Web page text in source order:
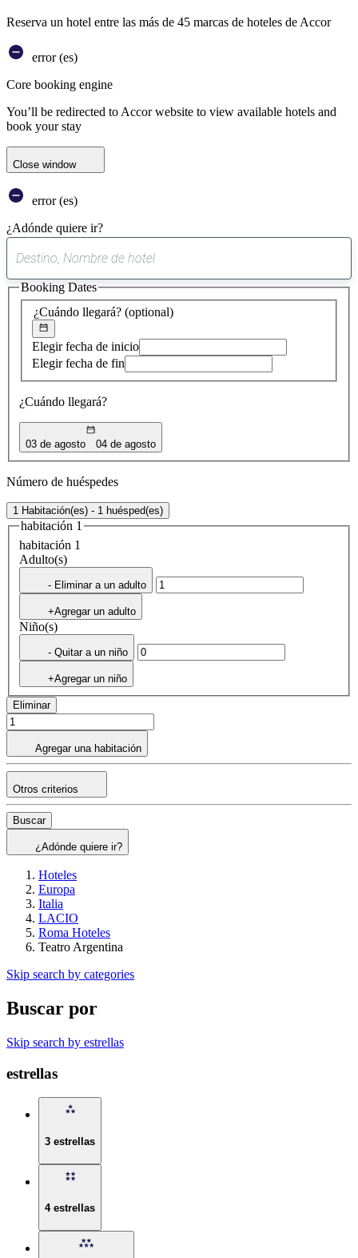
Reserva un hotel entre las más de 45 marcas de hoteles de Accor
error (es)
Core booking engine
You’ll be redirected to Accor website to view available hotels and
book your stay
Close window
error (es)
¿Adónde quiere ir?
sugerencia
encontrada
¿Cuándo llegará? (optional)
Elegir fecha de inicio
Elegir fecha de fin
¿Cuándo llegará?
03 de agosto 04 de agosto
Booking Dates
Número de huéspedes
1 Habitación(es) - 1 huésped(es)
habitación 1
habitación 1
Adulto(s)
- Eliminar a un adulto
+Agregar un adulto
Niño(s)
- Quitar a un niño
+Agregar un niño
Eliminar
Agregar una habitación
Otros criterios
Buscar
¿Adónde quiere ir?
Hoteles
Europa
Italia
LACIO
Roma Hoteles
Teatro Argentina
Skip search by categories
Buscar por
Skip search by estrellas
estrellas
3 estrellas
4 estrellas